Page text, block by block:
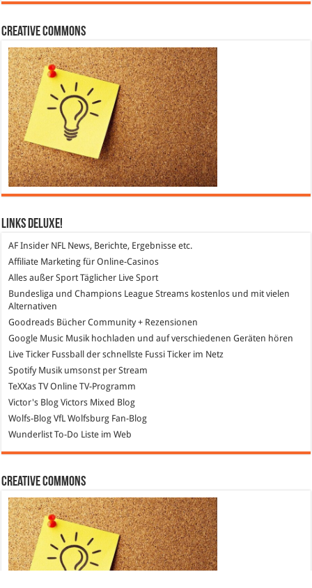
Creative Commons
Links DeLuXe!
AF Insider NFL News, Berichte, Ergebnisse etc.
Affiliate Marketing für Online-Casinos
Alles außer Sport Täglicher Live Sport
Bundesliga und Champions League Streams kostenlos und mit vielen
Alternativen
Goodreads Bücher Community + Rezensionen
Google Music Musik hochladen und auf verschiedenen Geräten hören
Live Ticker Fussball der schnellste Fussi Ticker im Netz
SpotifyMusik umsonst per Stream
TeXXas TVOnline TV-Programm
Victor's Blog Victors Mixed Blog
Wolfs-Blog VfL Wolfsburg Fan-Blog
Wunderlist To-Do Liste im Web
Creative Commons